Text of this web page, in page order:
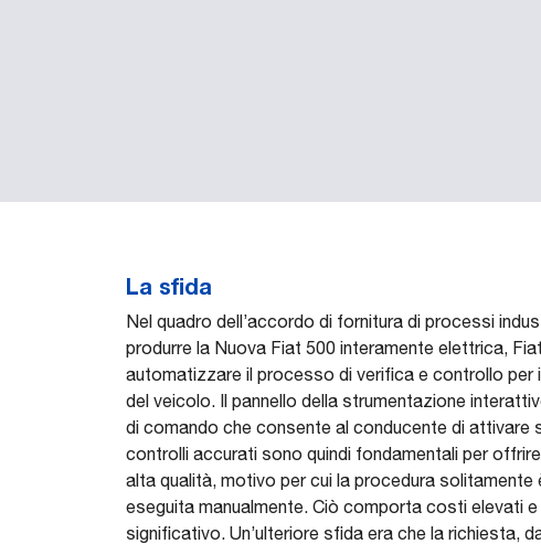
La sfida
Nel quadro dell’accordo di fornitura di processi
produrre la Nuova Fiat 500 interamente elettrica,
automatizzare il processo di verifica e controllo per
del veicolo. Il pannello della strumentazione
di comando che consente al conducente di attivare
controlli accurati sono quindi fondamentali per
alta qualità, motivo per cui la procedura solitamente
eseguita manualmente. Ciò comporta costi elevati e
significativo. Un’ulteriore sfida era che la richiesta,